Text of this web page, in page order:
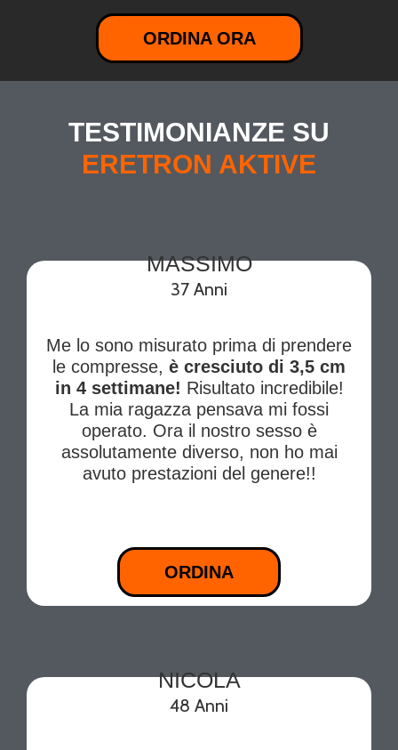
ORDINA ORA
TESTIMONIANZE SU
ERETRON AKTIVE
MASSIMO
37 Anni
Me lo sono misurato prima di prendere
le compresse, è cresciuto di 3,5 cm
in 4 settimane! Risultato incredibile!
La mia ragazza pensava mi fossi
operato. Ora il nostro sesso è
assolutamente diverso, non ho mai
avuto prestazioni del genere!!
ORDINA
NICOLA
48 Anni